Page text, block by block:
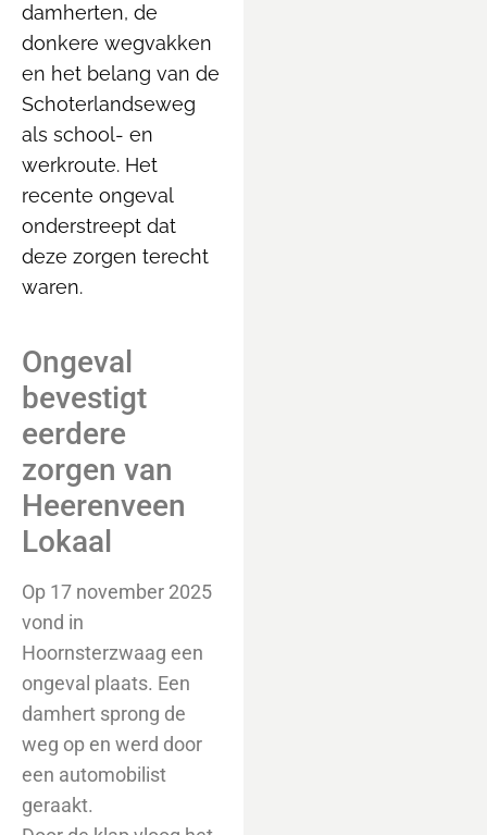
damherten, de
donkere wegvakken
en het belang van de
Schoterlandseweg
als school- en
werkroute. Het
recente ongeval
onderstreept dat
deze zorgen terecht
waren.
Ongeval
bevestigt
eerdere
zorgen van
Heerenveen
Lokaal
Op 17 november 2025
vond in
Hoornsterzwaag een
ongeval plaats. Een
damhert sprong de
weg op en werd door
een automobilist
geraakt.